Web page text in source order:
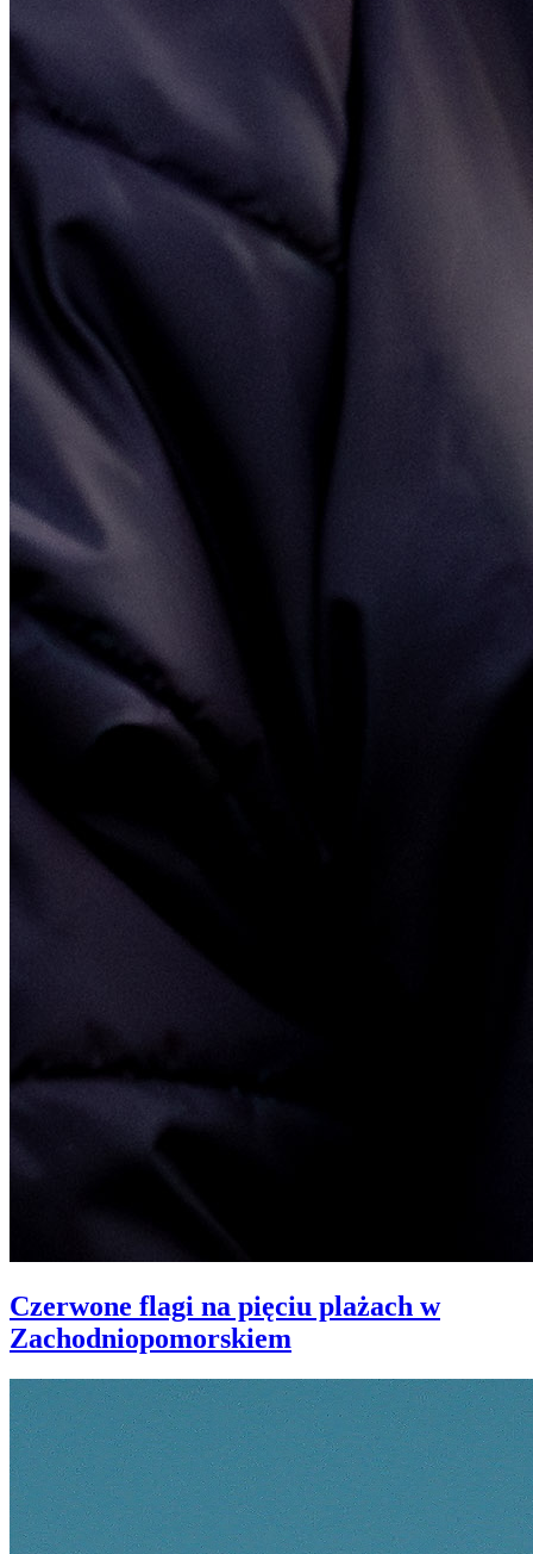
Czerwone flagi na pięciu plażach w
Zachodniopomorskiem